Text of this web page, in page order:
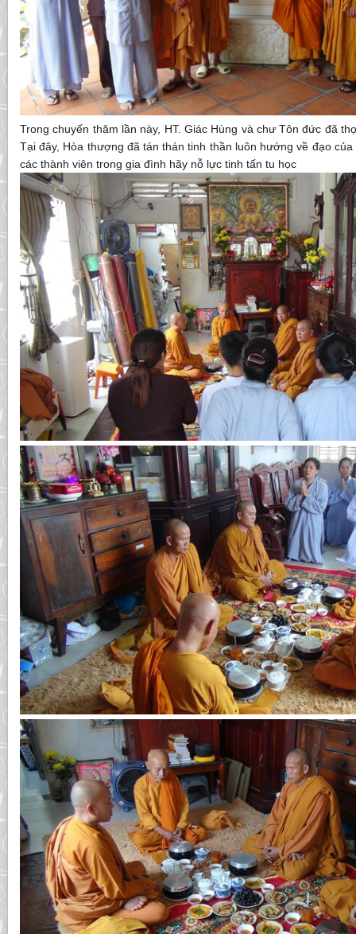
Trong chuyến thăm lần này, HT. Giác Hùng và chư Tôn đức đã
Tại đây, Hòa thượng đã tán thán tinh thần luôn hướng về đạo
các thành viên trong gia đình hãy nỗ lực tinh tấn tu học